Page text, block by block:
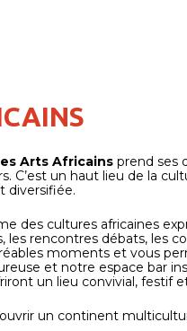
Arts Africainsprend ses
C’est un haut lieu de la
diversifiée.
des cultures africaines
rencontres débats, les
moments et vous
et notre espace bar
un lieu convivial,
un continent